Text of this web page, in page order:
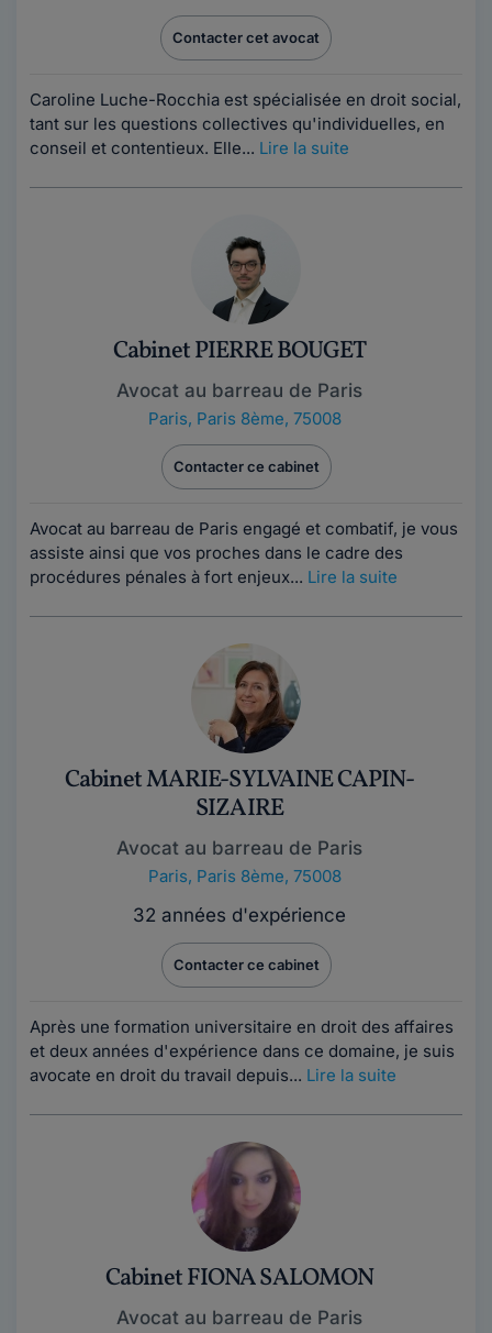
Contacter cet avocat
Caroline Luche-Rocchia est spécialisée en droit social,
tant sur les questions collectives qu'individuelles, en
conseil et contentieux. Elle... Lire la suite
Cabinet PIERRE BOUGET
Avocat au barreau de Paris
Paris, Paris 8ème, 75008
Contacter ce cabinet
Avocat au barreau de Paris engagé et combatif, je vous
assiste ainsi que vos proches dans le cadre des
procédures pénales à fort enjeux... Lire la suite
Cabinet MARIE-SYLVAINE CAPIN-
SIZAIRE
Avocat au barreau de Paris
Paris, Paris 8ème, 75008
32 années d'expérience
Contacter ce cabinet
Après une formation universitaire en droit des affaires
et deux années d'expérience dans ce domaine, je suis
avocate en droit du travail depuis... Lire la suite
Cabinet FIONA SALOMON
Avocat au barreau de Paris